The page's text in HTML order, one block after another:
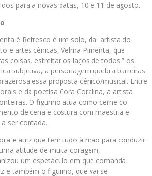
para a novas datas, 10 e 11 de agosto.
é Refresco é um solo, da artista do
e artes cênicas, Velma Pimenta, que
coisas, estreitar os laços de todos ” os
subjetiva, a personagem quebra barreiras
essa proposta cênico/musical. Entre
e da poetisa Cora Coralina, a artista
O figurino atua como cerne do
de cena e costura com maestria e
ser contada.
e atriz que tem tudo à mão para conduzir
atitude de muita coragem,
um espetáculo em que comanda
e também o figurino, que vai se